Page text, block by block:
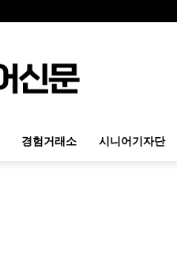
경험거래소 시니어기자단